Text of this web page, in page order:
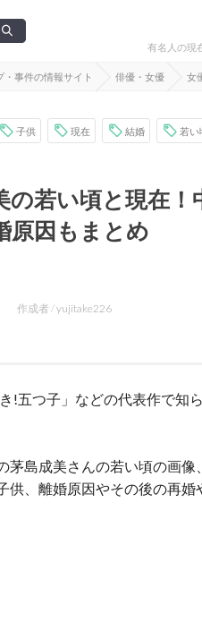
有名人の現
事件の情報サイト 俳優・女優 女
子供 現在 結婚 若い
の若い頃と現在！
原因もまとめ
作成者 /yujitake226
!五つ子」などの代表作で知
茅島成美さんの若い頃の画
供、離婚原因やその後の再婚